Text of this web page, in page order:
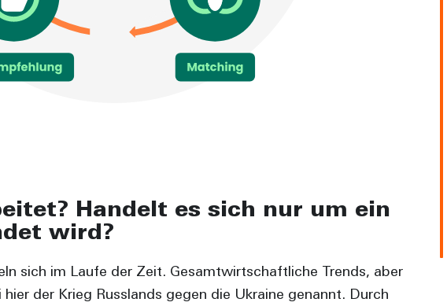
Handelt es sich nur um ein
wird?
sich im Laufe der Zeit. Gesamtwirtschaftliche Trends, aber
der Krieg Russlands gegen die Ukraine genannt. Durch